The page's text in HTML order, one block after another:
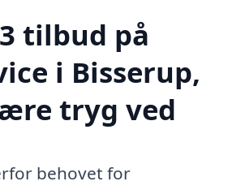
tilbud på
i Bisserup,
tryg ved
behovet for